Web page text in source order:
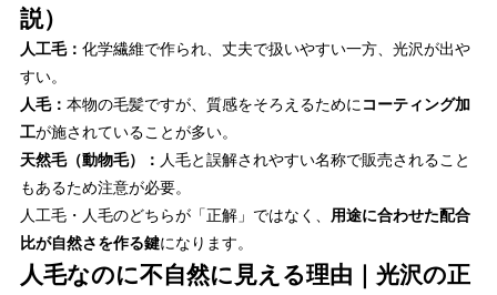
説）
人工毛： 化学繊維で作られ、丈夫で扱いやすい一方、光沢が出や
すい。
人毛： 本物の毛髪ですが、質感をそろえるためにコーティング加
工が施されていることが多い。
天然毛（動物毛）： 人毛と誤解されやすい名称で販売されること
もあるため注意が必要。
人工毛・人毛のどちらが「正解」ではなく、 用途に合わせた配合
比が自然さを作る鍵になります。
人毛なのに不自然に見える理由｜光沢の正